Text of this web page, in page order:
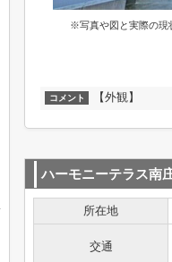
※写真や図と実際の現
コメント 【外観】
ハーモニーテラス南
所在地
交通